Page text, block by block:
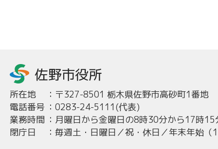
所在地 ： 〒327-8501 栃木県佐野市高砂町1番地
電話番号 ： 0283-24-5111(代表)
業務時間 ： 月曜日から金曜日の8時30分から17時15
閉庁日
： 毎週土・日曜日／祝・休日／年末年始